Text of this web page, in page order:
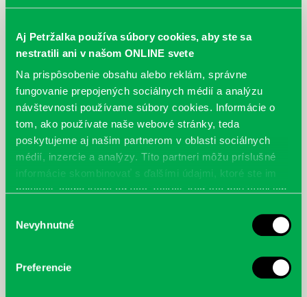
Aj Petržalka používa súbory cookies, aby ste sa
nestratili ani v našom ONLINE svete
Na prispôsobenie obsahu alebo reklám, správne
fungovanie prepojených sociálnych médií a analýzu
návštevnosti používame súbory cookies. Informácie o
tom, ako používate naše webové stránky, teda
poskytujeme aj našim partnerom v oblasti sociálnych
médií, inzercie a analýzy. Títo partneri môžu príslušné
informácie skombinovať s ďalšími údajmi, ktoré ste im
poskytli, alebo ktoré od vás získali, keď ste používali ich
súhlasu
Nevyhnutné
Preferencie
McGrath, Andy: Tadej Pogačar:
nezastaviteľný